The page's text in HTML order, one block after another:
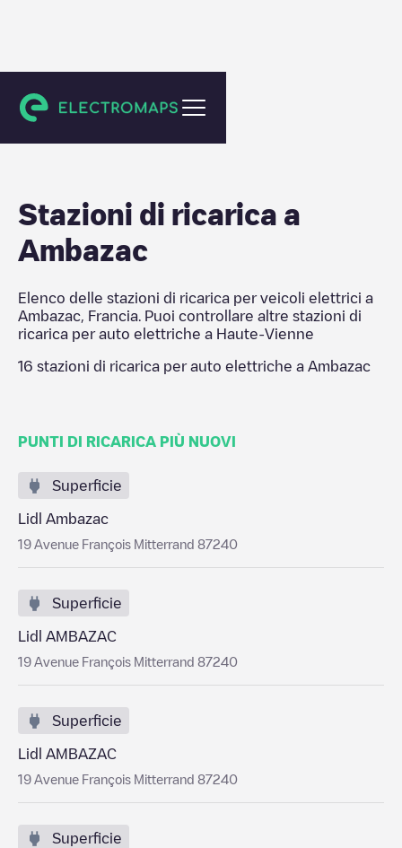
Haute-Vienne
Stazioni di ricarica a
Ambazac
Elenco delle stazioni di ricarica per veicoli elettrici a
Ambazac
Francia . Puoi controllare altre stazioni di
ricarica per auto elettriche a Haute-Vienne
16 stazioni di ricarica per auto elettriche a Ambazac
PUNTI DI RICARICA PIÙ NUOVI
Superficie
Lidl Ambazac
19 Avenue François Mitterrand 87240
Superficie
Lidl AMBAZAC
19 Avenue François Mitterrand 87240
Superficie
Lidl AMBAZAC
19 Avenue François Mitterrand 87240
Superficie